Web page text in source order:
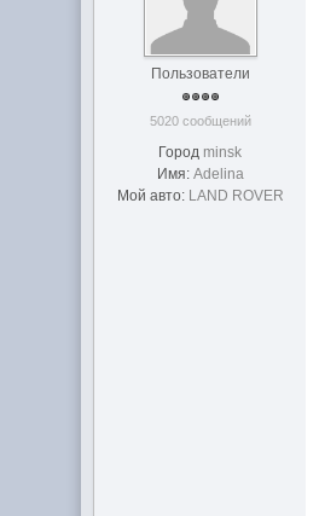
Пользователи
5020 сообщений
Город minsk
Имя: Adelina
Мой авто: LAND ROVER